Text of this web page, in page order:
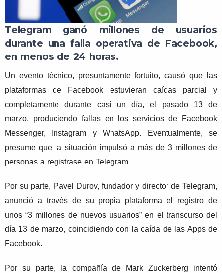
Telegram ganó millones de usuarios
durante una falla operativa de Facebook,
en menos de 24 horas.
Un evento técnico, presuntamente fortuito, causó que las
plataformas de Facebook estuvieran caídas parcial y
completamente durante casi un día, el pasado 13 de
marzo, produciendo fallas en los servicios de Facebook
Messenger, Instagram y WhatsApp. Eventualmente, se
presume que la situación impulsó a más de 3 millones de
personas a registrase en Telegram.
Por su parte, Pavel Durov, fundador y director de Telegram,
anunció a través de su propia plataforma el registro de
unos “3 millones de nuevos usuarios” en el transcurso del
día 13 de marzo, coincidiendo con la caída de las Apps de
Facebook.
Por su parte, la compañía de Mark Zuckerberg intentó